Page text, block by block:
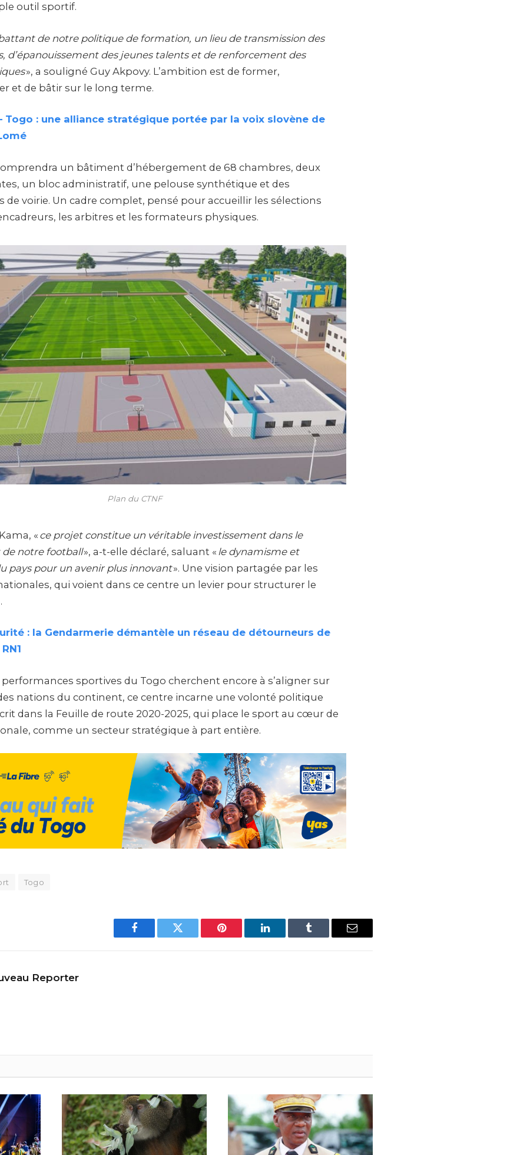
outil sportif.
de notre politique de formation, un lieu de transmission des
d’épanouissement des jeunes talents et de renforcement des
», a souligné Guy Akpovy. L’ambition est de former,
et de bâtir sur le long terme.
Togo : une alliance stratégique portée par la voix slovène de
un bâtiment d’hébergement de 68 chambres, deux
un bloc administratif, une pelouse synthétique et des
voirie. Un cadre complet, pensé pour accueillir les sélections
les arbitres et les formateurs physiques.
Plan du CTNF
« ce projet constitue un véritable investissement dans le
notre football», a-t-elle déclaré, saluant « le dynamisme et
pays pour un avenir plus innovant». Une vision partagée par les
qui voient dans ce centre un levier pour structurer le
: la Gendarmerie démantèle un réseau de détourneurs de
performances sportives du Togo cherchent encore à s’aligner sur
nations du continent, ce centre incarne une volonté politique
dans la Feuille de route 2020-2025, qui place le sport au cœur de
comme un secteur stratégique à part entière.
Togo
Facebook Twitter Pinterest LinkedIn Tumblr Email
Reporter